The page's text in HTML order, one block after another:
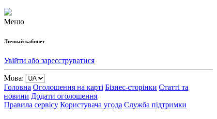
Меню
Личный кабинет
Увійти або зареєструватися
Мова:
Головна Оголошення на карті Бізнес-сторінки Статті та
новини Додати оголошення
Правила сервісу Користувача угода Служба підтримки